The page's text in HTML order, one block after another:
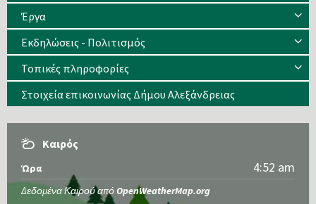
Έργα
Εκδηλώσεις - Πολιτισμός
Τοπικές πληροφορίες
Στοιχεία επικοινωνίας Δήμου Αλεξάνδρειας
Καιρός
Ώρα 4:52 am
Δεδομένα Καιρού από OpenWeatherMap.org